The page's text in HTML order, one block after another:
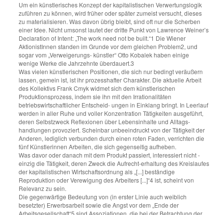
Um ein künstlerisches Konzept der kapitalistischen Verwertungslogik
zuführen zu können, wird früher oder später zumeist versucht, dieses
zu materialisieren. Was davon übrig bleibt, sind oft nur die Scherben
einer Idee. Nicht umsonst lautet der dritte Punkt von Lawrence Weiner’s
Declaration of Intent: „The work need not be built.“1 Die Wiener
AktionistInnen standen im Grunde vor dem gleichen Problem2, und
sogar vom „Verweigerungs- künstler“ Otto Kobalek haben einige
wenige Werke die Jahrzehnte überdauert.3
Was vielen künstlerischen Positionen, die sich nur bedingt veräußern
lassen, gemein ist, ist ihr prozesshafter Charakter. Die aktuelle Arbeit
des Kollektivs Frank Cmyk widmet sich dem künstlerischen
Produktionsprozess, indem sie ihn mit den Irrationalitäten
betriebswirtschaftlicher Entscheid- ungen in Einklang bringt. In Leerlauf
werden in aller Ruhe und voller Konzentration Tätigkeiten ausgeführt,
deren Selbstzweck Reflexionen über Lebensinhalte und Alltags-
handlungen provoziert. Scheinbar unbeeindruckt von der Tätigkeit der
Anderen, lediglich verbunden durch einen roten Faden, verrichten die
fünf Künstlerinnen Arbeiten, die sich gegenseitig aufheben.
Was davor oder danach mit dem Produkt passiert, interessiert nicht -
einzig die Tätigkeit, deren Zweck die Aufrecht-erhaltung des Kreislaufes
der kapitalistischen Wirtschaftsordnung als „[...] beständige
Reproduktion oder Verewigung des Arbeiters [...]“4 ist, scheint von
Relevanz zu sein.
Die gegenwärtige Bedeutung von (in erster Linie auch weiblich
besetzter) Erwerbsarbeit sowie die Angst vor dem „Ende der